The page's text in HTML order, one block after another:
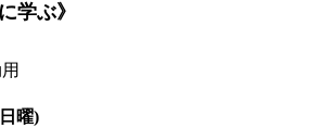
学ぶ》
曜)